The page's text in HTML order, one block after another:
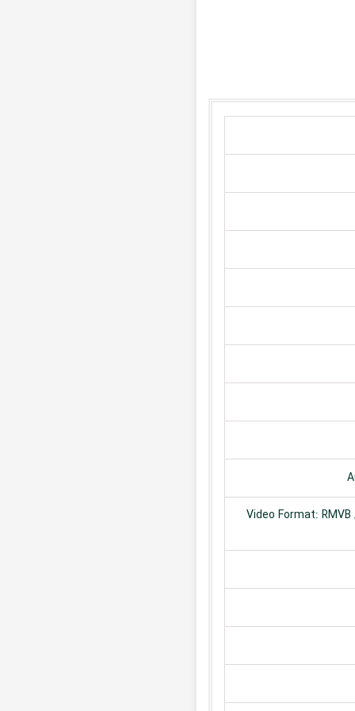
Video Format: